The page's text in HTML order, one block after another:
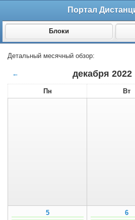
Блоки
Детальный месячный обзор:
← декабря 2022
Пн Вт
5
6